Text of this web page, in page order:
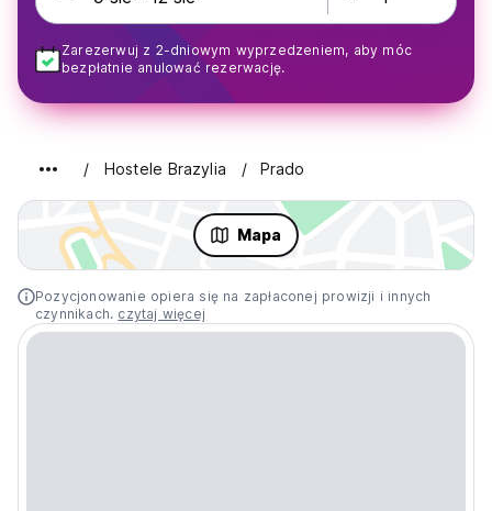
Zarezerwuj z 2-dniowym wyprzedzeniem, aby móc
bezpłatnie anulować rezerwację.
Hostele Brazylia Prado
Mapa
Pozycjonowanie opiera się na zapłaconej prowizji i innych
czynnikach. czytaj więcej